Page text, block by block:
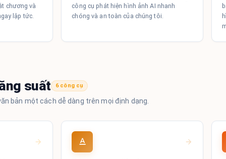
chương và
lập tức.
công cụ phát hiện hình ảnh AI nhanh
chóng và an toàn của chúng tôi.
suất 6 công cụ
bản một cách dễ dàng trên mọi định dạng.